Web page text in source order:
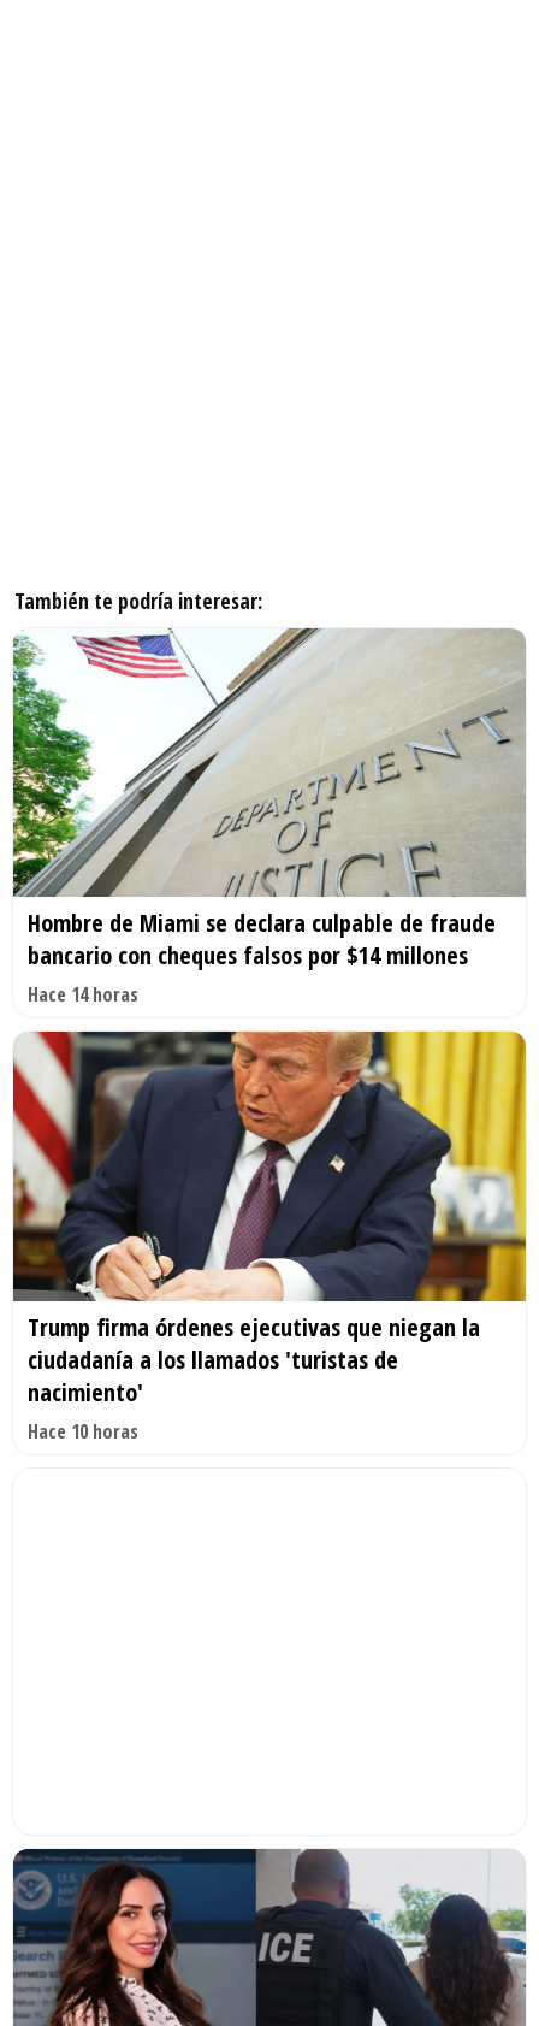
También te podría interesar:
Hombre de Miami se declara culpable de fraude
bancario con cheques falsos por $14 millones
Hace 14 horas
Trump firma órdenes ejecutivas que niegan la
ciudadanía a los llamados 'turistas de
nacimiento'
Hace 10 horas